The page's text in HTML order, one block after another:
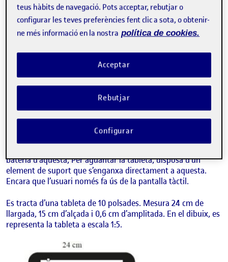
Els components principals són: la pantalla tàctil, els botons
per encendre i apagar, pujar i baixar el volum, un forat per
bateria d’aquesta, Per aguantar la tableta, disposa d’un
element de suport que s’enganxa directament a aquesta.
Encara que l’usuari només fa ús de la pantalla tàctil.
Es tracta d’una tableta de 10 polsades. Mesura 24 cm de
llargada, 15 cm d’alçada i 0,6 cm d’amplitada. En el dibuix, es
representa la tableta a escala 1:5.
teus hàbits de navegació. Pots acceptar, rebutjar o
configurar les teves preferències fent clic a sota, o obtenir-
ne més informació en la nostra política de cookies.
Rebutjar
Acceptar
Configurar